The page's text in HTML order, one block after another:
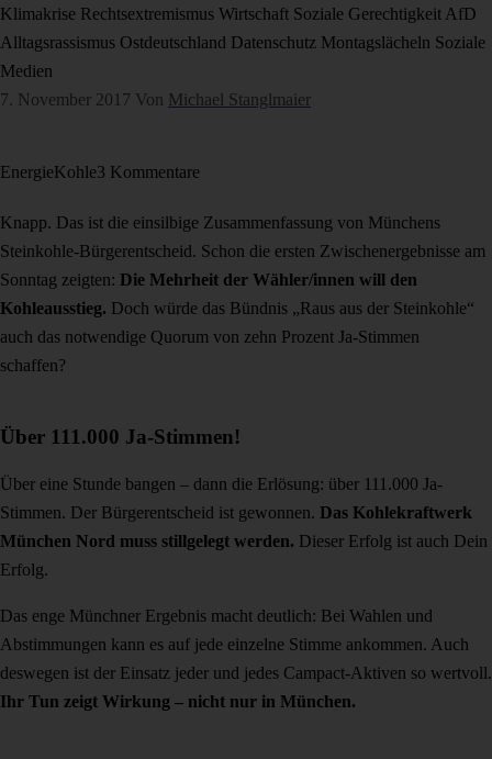
Klimakrise Rechtsextremismus Wirtschaft Soziale Gerechtigkeit AfD
Alltagsrassismus Ostdeutschland Datenschutz Montagslächeln Soziale
Medien
7. November 2017 Von Michael Stanglmaier
EnergieKohle3 Kommentare
Knapp. Das ist die einsilbige Zusammenfassung von Münchens
Steinkohle-Bürgerentscheid. Schon die ersten Zwischenergebnisse am
Sonntag zeigten: Die Mehrheit der Wähler/innen will den
Kohleausstieg. Doch würde das Bündnis „Raus aus der Steinkohle“
auch das notwendige Quorum von zehn Prozent Ja-Stimmen
schaffen?
Über 111.000 Ja-Stimmen!
Über eine Stunde bangen – dann die Erlösung: über 111.000 Ja-
Stimmen. Der Bürgerentscheid ist gewonnen. Das Kohlekraftwerk
München Nord muss stillgelegt werden. Dieser Erfolg ist auch Dein
Erfolg.
Das enge Münchner Ergebnis macht deutlich: Bei Wahlen und
Abstimmungen kann es auf jede einzelne Stimme ankommen. Auch
deswegen ist der Einsatz jeder und jedes Campact-Aktiven so wertvoll.
Ihr Tun zeigt Wirkung – nicht nur in München.